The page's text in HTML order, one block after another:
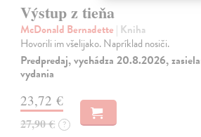
Výstup z tieňa
McDonald Bernadette | Kniha
Hovorili im všelijako. Napríklad nosiči.
Predpredaj, vychádza 20.8.2026,
vydania
23,72 €
27,90 € ?